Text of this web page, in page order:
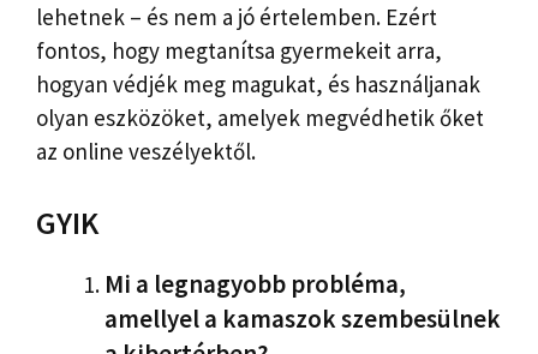
lehetnek – és nem a jó értelemben. Ezért
fontos, hogy megtanítsa gyermekeit arra,
hogyan védjék meg magukat, és használjanak
olyan eszközöket, amelyek megvédhetik őket
az online veszélyektől.
GYIK
Mi a legnagyobb probléma,
amellyel a kamaszok szembesülnek